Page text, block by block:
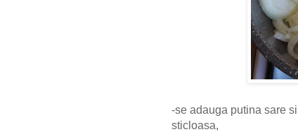
-se adauga putina sare
sticloasa,